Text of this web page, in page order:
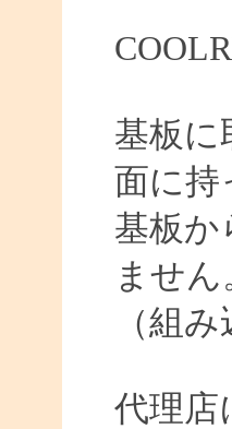
基板に
面に持
基板か
ません
（組
代理店